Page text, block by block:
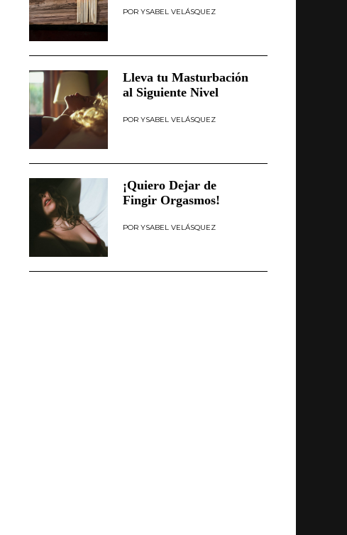
YSABEL VELÁSQUEZ
Lleva tu Masturbación
al Siguiente Nivel
YSABEL VELÁSQUEZ
¡Quiero Dejar de
Fingir Orgasmos!
YSABEL VELÁSQUEZ